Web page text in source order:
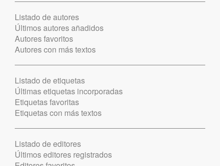
Listado de autores
Últimos autores añadidos
Autores favoritos
Autores con más textos
Listado de etiquetas
Últimas etiquetas incorporadas
Etiquetas favoritas
Etiquetas con más textos
Listado de editores
Últimos editores registrados